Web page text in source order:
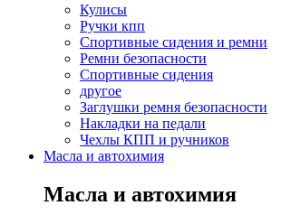
Кулисы
Ручки кпп
Спортивные сидения и ремни
Ремни безопасности
Спортивные сидения
другое
Заглушки ремня безопасности
Накладки на педали
Чехлы КПП и ручников
Масла и автохимия
Масла и автохимия